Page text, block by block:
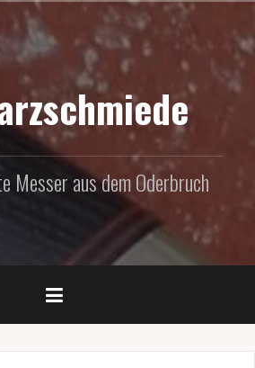
Messer aus dem Oderbruch